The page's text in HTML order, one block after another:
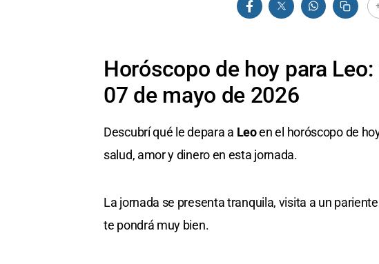
Horóscopo de hoy para
07 de mayo de 2026
Descubrí qué le depara a Leoen el horóscopo de
salud, amor y dinero en esta jornada.
La jornada se presenta tranquila, visita a un
te pondrá muy bien.